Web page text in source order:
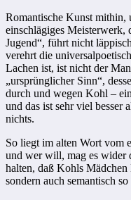
Romantische Kunst mithin,
einschlägiges Meisterwerk,
Jugend“, führt nicht
verehrt die
Lachen ist, ist nicht der
„ursprünglicher Sinn“,
durch und wegen Kohl –
und das ist sehr viel besser
nichts.
So liegt im alten Wort vom
und wer will, mag es wider
halten, daß Kohls
sondern auch semantisch